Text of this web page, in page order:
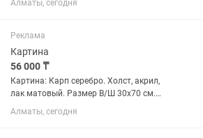
высоко устойчивыми акриловыми
потали. Покрытата лаком. Картина...
Алматы, сегодня
Реклама
Картина
56 000 ₸
Картина: Карп серебро. Холст, акрил,
лак матовый. Размер В/Ш 30х70 см.
Выполнена на натуральном холсте
высоко устойчивыми акриловыми
Алматы, сегодня